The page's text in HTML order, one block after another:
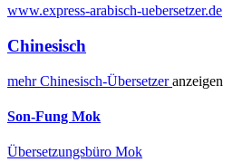
www.express-arabisch-uebersetzer.de
Chinesisch
mehrChinesisch-Übersetzeranzeigen
Son-Fung Mok
Übersetzungsbüro Mok